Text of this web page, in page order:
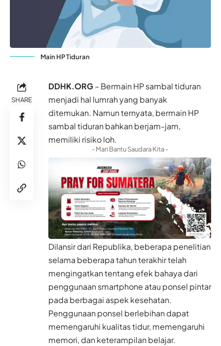
Main HP Tiduran
SHARE
DDHK.ORG– Bermain HP sambal tiduran
menjadi hal lumrah yang banyak
ditemukan. Namun ternyata, bermain HP
sambal tiduran bahkan berjam-jam,
memiliki risiko loh.
- Mari Bantu Saudara Kita -
Dilansir dari Republika, beberapa penelitian
selama beberapa tahun terakhir telah
mengingatkan tentang efek bahaya dari
penggunaan smartphone atau ponsel pintar
pada berbagai aspek kesehatan.
Penggunaan ponsel berlebihan dapat
memengaruhi kualitas tidur, memengaruhi
memori, dan keterampilan belajar.